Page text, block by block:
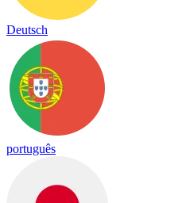
Deutsch
português